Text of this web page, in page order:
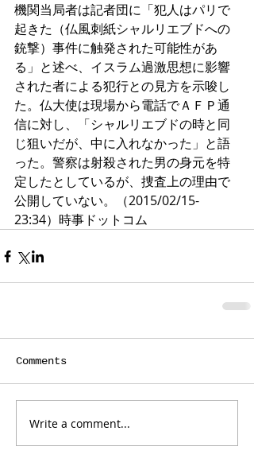
機関当局者は記者団に「犯人はパリで
起きた（仏風刺紙シャルリエブドへの
銃撃）事件に触発された可能性があ
る」と述べ、イスラム過激思想に影響
された者による犯行との見方を示唆し
た。仏大使は現場から電話でＡＦＰ通
信に対し、「シャルリエブドの時と同
じ狙いだが、中に入れなかった」と語
った。警察は射殺された男の身元を特
定したとしているが、捜査上の理由で
公開していない。（2015/02/15-
23:34）時事ドットコム
Comments
Write a comment...